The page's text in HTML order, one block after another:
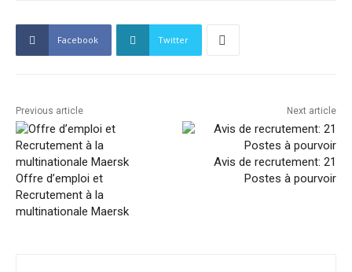
Facebook Twitter
Previous article
Offre d’emploi et
Recrutement à la
multinationale Maersk
Next article
Avis de recrutement: 21
Postes à pourvoir